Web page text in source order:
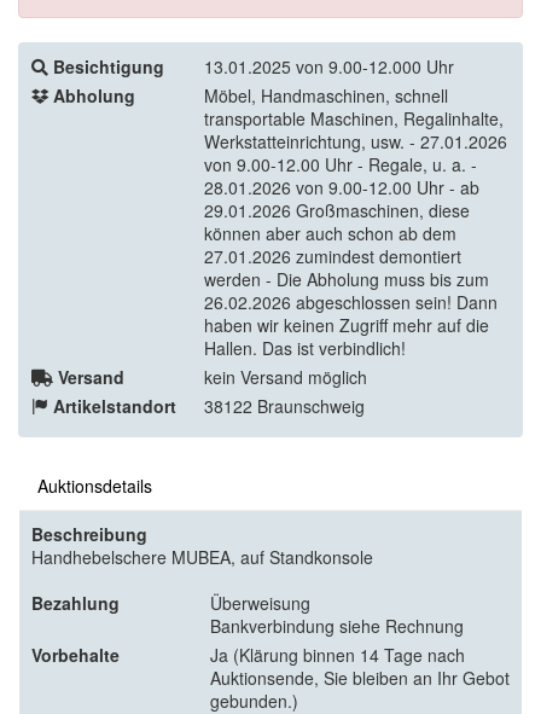
Besichtigung
13.01.2025 von 9.00-12.000 Uhr
Abholung
Möbel, Handmaschinen, schnell
transportable Maschinen, Regalinhalte,
Werkstatteinrichtung, usw. - 27.01.2026
von 9.00-12.00 Uhr - Regale, u. a. -
28.01.2026 von 9.00-12.00 Uhr - ab
29.01.2026 Großmaschinen, diese
können aber auch schon ab dem
27.01.2026 zumindest demontiert
werden - Die Abholung muss bis zum
26.02.2026 abgeschlossen sein! Dann
haben wir keinen Zugriff mehr auf die
Hallen. Das ist verbindlich!
Versand
kein Versand möglich
Artikelstandort
38122 Braunschweig
Auktionsdetails
Beschreibung
Handhebelschere MUBEA, auf Standkonsole
Bezahlung
Überweisung
Bankverbindung siehe Rechnung
Vorbehalte
Ja (Klärung binnen 14 Tage nach
Auktionsende, Sie bleiben an Ihr Gebot
gebunden.)